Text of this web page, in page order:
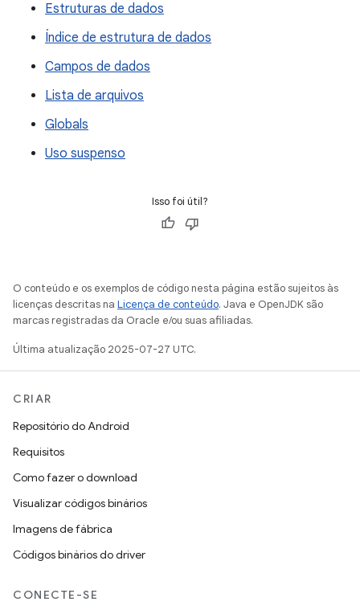
Estruturas de dados
Índice de estrutura de dados
Campos de dados
Lista de arquivos
Globals
Uso suspenso
Isso foi útil?
O conteúdo e os exemplos de código nesta página estão sujeitos às
licenças descritas na Licença de conteúdo. Java e OpenJDK são
marcas registradas da Oracle e/ou suas afiliadas.
Última atualização 2025-07-27 UTC.
CRIAR
Repositório do Android
Requisitos
Como fazer o download
Visualizar códigos binários
Imagens de fábrica
Códigos binários do driver
CONECTE-SE